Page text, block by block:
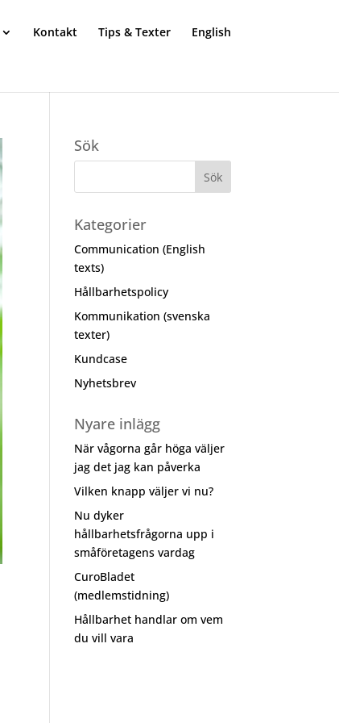
Kontakt Tips & Texter English
Sök
Kategorier
Communication (English
texts)
Hållbarhetspolicy
Kommunikation (svenska
texter)
Kundcase
Nyhetsbrev
Nyare inlägg
När vågorna går höga väljer
jag det jag kan påverka
Vilken knapp väljer vi nu?
Nu dyker
hållbarhetsfrågorna upp i
småföretagens vardag
CuroBladet
(medlemstidning)
Hållbarhet handlar om vem
du vill vara